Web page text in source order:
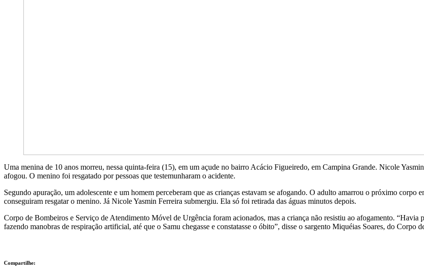
Uma menina de 10 anos morreu, nessa quinta-feira (15), em um açude no bairro Acácio Figueiredo, em Campina Grande. Nicole
afogou. O menino foi resgatado por pessoas que testemunharam o acidente.
Segundo apuração, um adolescente e um homem perceberam que as crianças estavam se afogando. O adulto amarrou o próximo corpo
conseguiram resgatar o menino. Já Nicole Yasmin Ferreira submergiu. Ela só foi retirada das águas minutos depois.
Corpo de Bombeiros e Serviço de Atendimento Móvel de Urgência foram acionados, mas a criança não resistiu ao afogamento. “Havia
fazendo manobras de respiração artificial, até que o Samu chegasse e constatasse o óbito”, disse o sargento Miquéias Soares, do Corpo
Compartilhe: